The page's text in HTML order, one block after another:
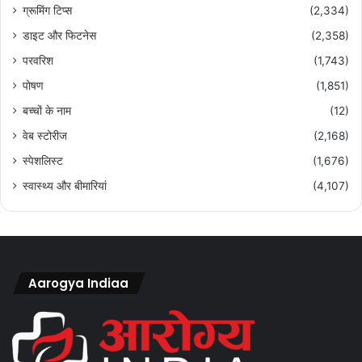
ग्रूमिंग टिप्स
(2,334)
डाइट और फिटनेस
(2,358)
परवरिश
(1,743)
पोषण
(1,851)
बच्चों के नाम
(12)
वेब स्टोरीज
(2,168)
स्पेशलिस्ट
(1,676)
स्वास्थ्य और बीमारियां
(4,107)
Aarogya Indiaa